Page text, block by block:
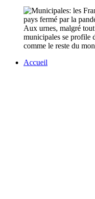
Aux urnes, malgré
municipales se profile
comme le reste du
Accueil